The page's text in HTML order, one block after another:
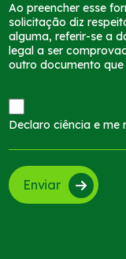
Ao preencher esse
solicitação diz
alguma, referir-se a
legal a ser
outro documento
Declaro ciência e me